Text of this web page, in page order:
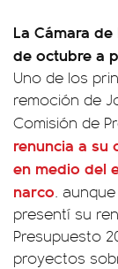
La Cámara
de octubre a
Uno de los
remoción de
Comisión de
renuncia a su
en medio del
narco.
presentí su
Presupuesto
proyectos